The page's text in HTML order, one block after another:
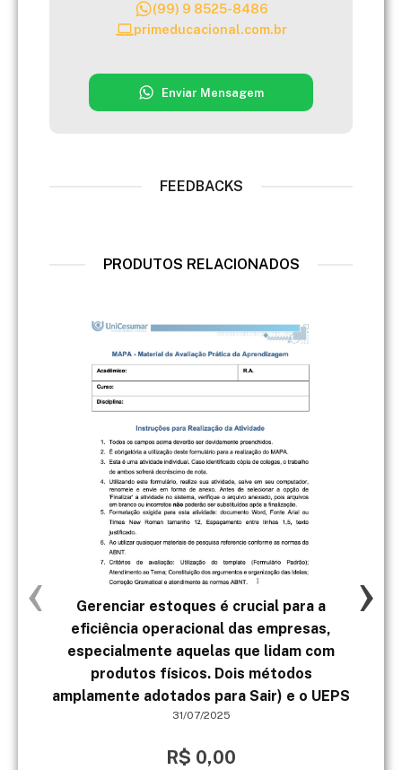
(99) 9 8525-8486
primeducacional.com.br
Enviar Mensagem
FEEDBACKS
PRODUTOS RELACIONADOS
Gerenciar estoques é crucial para a
eficiência operacional das empresas,
especialmente aquelas que lidam com
produtos físicos. Dois métodos
amplamente adotados para Sair) e o UEPS
31/07/2025
R$ 0,00
‹ ›